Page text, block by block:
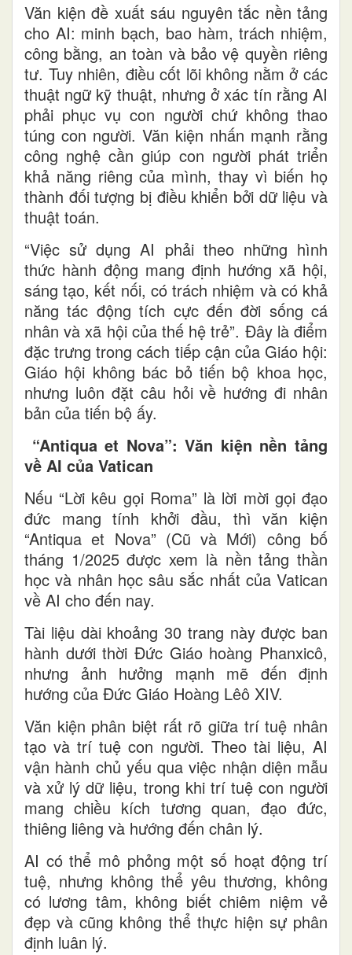
Văn kiện đề xuất sáu nguyên tắc nền tảng
cho AI: minh bạch, bao hàm, trách nhiệm,
công bằng, an toàn và bảo vệ quyền riêng
tư. Tuy nhiên, điều cốt lõi không nằm ở các
thuật ngữ kỹ thuật, nhưng ở xác tín rằng AI
phải phục vụ con người chứ không thao
túng con người. Văn kiện nhấn mạnh rằng
công nghệ cần giúp con người phát triển
khả năng riêng của mình, thay vì biến họ
thành đối tượng bị điều khiển bởi dữ liệu và
thuật toán.
“Việc sử dụng AI phải theo những hình
thức hành động mang định hướng xã hội,
sáng tạo, kết nối, có trách nhiệm và có khả
năng tác động tích cực đến đời sống cá
nhân và xã hội của thế hệ trẻ”. Đây là điểm
đặc trưng trong cách tiếp cận của Giáo hội:
Giáo hội không bác bỏ tiến bộ khoa học,
nhưng luôn đặt câu hỏi về hướng đi nhân
bản của tiến bộ ấy.
“Antiqua et Nova”: Văn kiện nền tảng
về AI của Vatican
Nếu “Lời kêu gọi Roma” là lời mời gọi đạo
đức mang tính khởi đầu, thì văn kiện
“Antiqua et Nova” (Cũ và Mới) công bố
tháng 1/2025 được xem là nền tảng thần
học và nhân học sâu sắc nhất của Vatican
về AI cho đến nay.
Tài liệu dài khoảng 30 trang này được ban
hành dưới thời Đức Giáo hoàng Phanxicô,
nhưng ảnh hưởng mạnh mẽ đến định
hướng của Đức Giáo Hoàng Lêô XIV.
Văn kiện phân biệt rất rõ giữa trí tuệ nhân
tạo và trí tuệ con người. Theo tài liệu, AI
vận hành chủ yếu qua việc nhận diện mẫu
và xử lý dữ liệu, trong khi trí tuệ con người
mang chiều kích tương quan, đạo đức,
thiêng liêng và hướng đến chân lý.
AI có thể mô phỏng một số hoạt động trí
tuệ, nhưng không thể yêu thương, không
có lương tâm, không biết chiêm niệm vẻ
đẹp và cũng không thể thực hiện sự phân
định luân lý.